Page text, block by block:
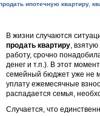
ипотечную квартиру,
В жизни случаются
продать квартиру, взятую
работу, срочно
денег и т.п.). В этот
семейный бюджет уже не
уплату ежемесячные
распадается семья,
Случается, что